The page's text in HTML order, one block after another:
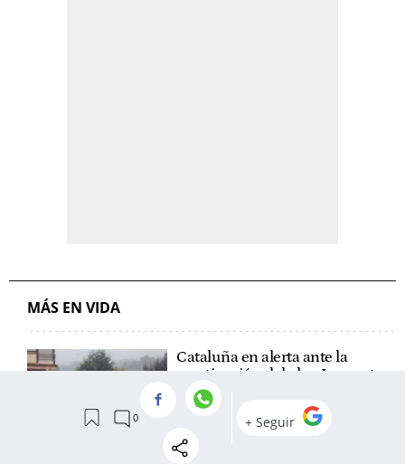
MÁS EN VIDA
Cataluña en alerta ante la
reactivación del plan Inuncat
Siete detenidos tras una